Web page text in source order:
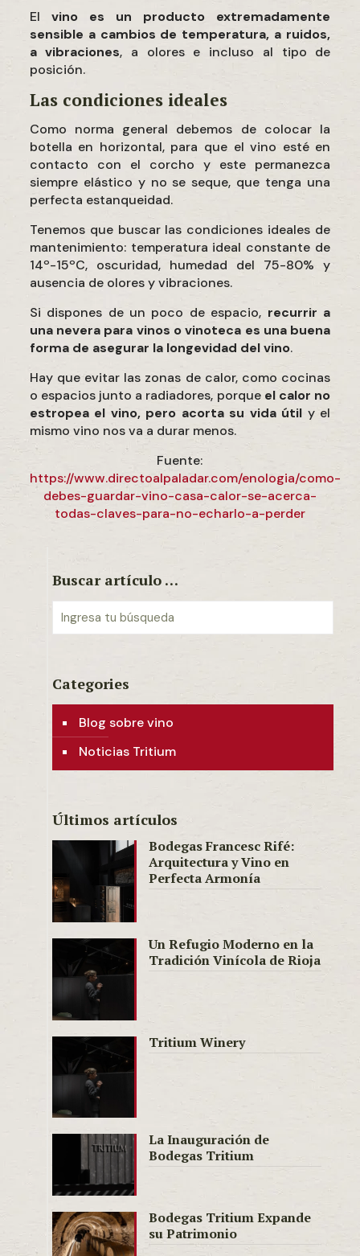
El vino es un producto extremadamente
sensible a cambios de temperatura, a ruidos,
a vibraciones, a olores e incluso al tipo de
posición.
Las condiciones ideales
Como norma general debemos de colocar la
botella en horizontal, para que el vino esté en
contacto con el corcho y este permanezca
siempre elástico y no se seque, que tenga una
perfecta estanqueidad.
Tenemos que buscar las condiciones ideales de
mantenimiento: temperatura ideal constante de
14º-15ºC, oscuridad, humedad del 75-80% y
ausencia de olores y vibraciones.
Si dispones de un poco de espacio, recurrir a
una nevera para vinos o vinoteca es una buena
forma de asegurar la longevidad del vino.
Hay que evitar las zonas de calor, como cocinas
o espacios junto a radiadores, porque el calor no
estropea el vino, pero acorta su vida útil y el
mismo vino nos va a durar menos.
Fuente:
https://www.directoalpaladar.com/enologia/como-
debes-guardar-vino-casa-calor-se-acerca-
todas-claves-para-no-echarlo-a-perder
Buscar artículo …
Categories
Blog sobre vino
Noticias Tritium
Últimos artículos
Bodegas Francesc Rifé:
Arquitectura y Vino en
Perfecta Armonía
Un Refugio Moderno en la
Tradición Vinícola de Rioja
Tritium Winery
La Inauguración de
Bodegas Tritium
Bodegas Tritium Expande
su Patrimonio